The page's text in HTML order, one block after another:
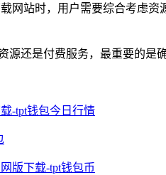
网站时，用户需要综合考虑
源还是付费服务，最重要的是
-tpt钱包今日行情
版下载-tpt钱包币